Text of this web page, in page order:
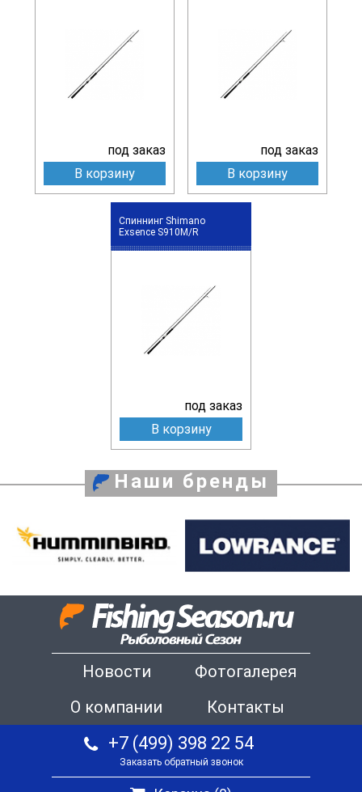
под заказ
В корзину
под заказ
В корзину
Спиннинг Shimano
Exsence S910M/R
под заказ
В корзину
Наши бренды
Новости
Фотогалерея
О компании
Контакты
+7 (499) 398 22 54
Заказать обратный звонок